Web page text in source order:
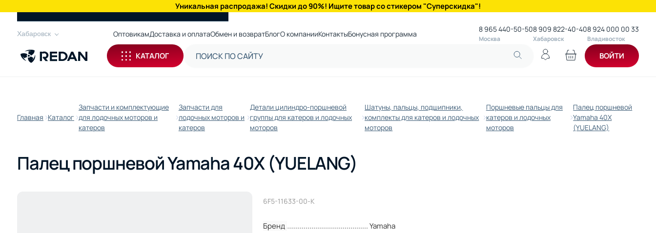
Уникальная распродажа! Скидки до 90%! Ищите товар со стикером "Суперскидка"!
Хабаровск ОптовикамДоставка и оплатаОбмен и возвратБлогО компанииКонтактыБонусная программа 8 965 440-50-50
Москва
8 909 822-40-40
Хабаровск
8 924 000 00 33
Владивосток
КАТАЛОГ ВОЙТИ
Главная Каталог
Запчасти и комплектующие
для лодочных моторов и
катеров
Запчасти для
лодочных моторов и
катеров
Детали цилиндро-поршневой
группы для катеров и лодочных
моторов
Шатуны, пальцы, подшипники,
комплекты для катеров и лодочных
моторов
Поршневые пальцы для
катеров и лодочных
моторов
Палец поршневой
Yamaha 40X
(YUELANG)
Палец поршневой Yamaha 40X (YUELANG)
6F5-11633-00-K
Бренд
Yamaha